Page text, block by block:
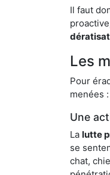
Il faut
Les
Pour
menées :
Une
La lutte
se
chat,